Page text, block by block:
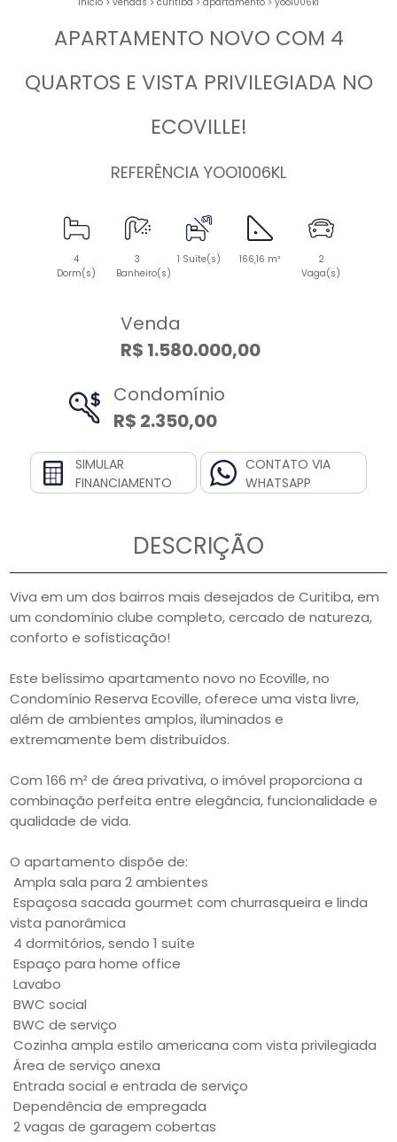
APARTAMENTO NOVO COM 4
QUARTOS E VISTA PRIVILEGIADA NO
ECOVILLE!
REFERÊNCIA YOO1006KL
4
Dorm(s)
3
Banheiro(s)
1 Suíte(s) 166,16 m²
2
Vaga(s)
Venda
R$ 1.580.000,00
Condomínio
R$ 2.350,00
SIMULAR
FINANCIAMENTO
CONTATO VIA
WHATSAPP
DESCRIÇÃO
Viva em um dos bairros mais desejados de Curitiba, em
um condomínio clube completo, cercado de natureza,
conforto e sofisticação!
Este belíssimo apartamento novo no Ecoville, no
Condomínio Reserva Ecoville, oferece uma vista livre,
além de ambientes amplos, iluminados e
extremamente bem distribuídos.
Com 166 m² de área privativa, o imóvel proporciona a
combinação perfeita entre elegância, funcionalidade e
qualidade de vida.
O apartamento dispõe de:
Ampla sala para 2 ambientes
Espaçosa sacada gourmet com churrasqueira e linda
vista panorâmica
4 dormitórios, sendo 1 suíte
Espaço para home office
Lavabo
BWC social
BWC de serviço
Cozinha ampla estilo americana com vista privilegiada
Área de serviço anexa
Entrada social e entrada de serviço
Dependência de empregada
2 vagas de garagem cobertas